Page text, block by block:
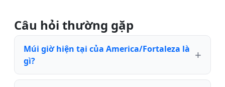
Câu hỏi thường gặp
Múi giờ hiện tại của America/Fortaleza là
gì?